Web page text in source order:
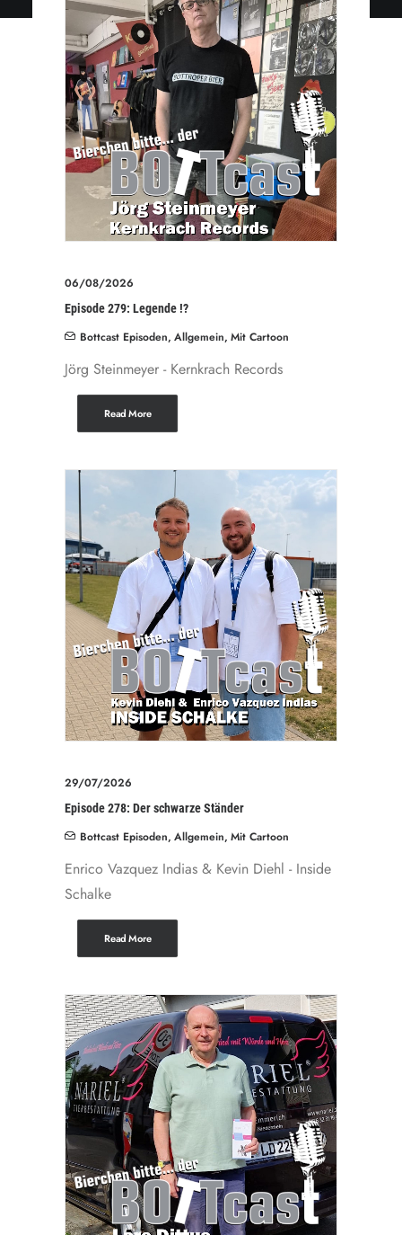
06/08/2026
Episode 279: Legende !?
Bottcast Episoden, Allgemein, Mit Cartoon
Jörg Steinmeyer - Kernkrach Records
Read More
29/07/2026
Episode 278: Der schwarze Ständer
Bottcast Episoden, Allgemein, Mit Cartoon
Enrico Vazquez Indias & Kevin Diehl - Inside
Schalke
Read More